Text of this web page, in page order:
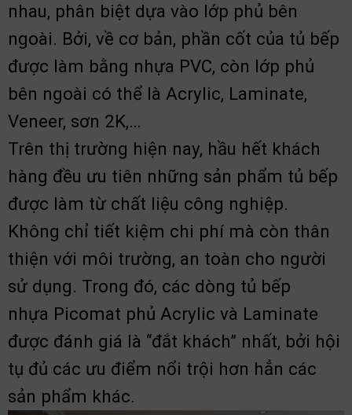
nhau, phân biệt dựa vào lớp phủ bên
ngoài. Bởi, về cơ bản, phần cốt của tủ bếp
được làm bằng nhựa PVC, còn lớp phủ
bên ngoài có thể là Acrylic, Laminate,
Veneer, sơn 2K,…
Trên thị trường hiện nay, hầu hết khách
hàng đều ưu tiên những sản phẩm tủ bếp
được làm từ chất liệu công nghiệp.
Không chỉ tiết kiệm chi phí mà còn thân
thiện với môi trường, an toàn cho người
sử dụng. Trong đó, các dòng tủ bếp
nhựa Picomat phủ Acrylic và Laminate
được đánh giá là “đắt khách” nhất, bởi hội
tụ đủ các ưu điểm nổi trội hơn hẳn các
sản phẩm khác.